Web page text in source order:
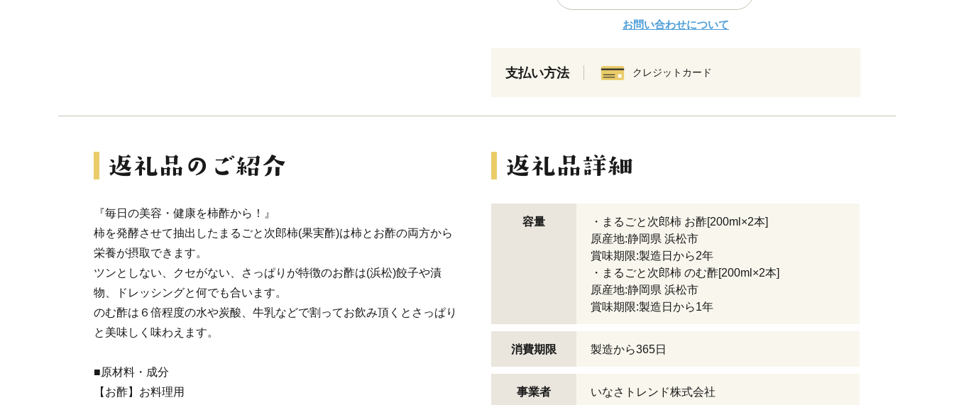
お問い合わせについて
支払い方法 クレジットカード
『毎日の美容・健康を柿酢から！』
柿を発酵させて抽出したまるごと次郎柿(果実酢)は柿とお酢の両方から
栄養が摂取できます。
ツンとしない、クセがない、さっぱりが特徴のお酢は(浜松)餃子や漬
物、ドレッシングと何でも合います。
のむ酢は６倍程度の水や炭酸、牛乳などで割ってお飲み頂くとさっぱり
と美味しく味わえます。
■原材料・成分
【お酢】お料理用
容量
・まるごと次郎柿 お酢[200ml×2本]
原産地:静岡県 浜松市
賞味期限:製造日から2年
・まるごと次郎柿 のむ酢[200ml×2本]
原産地:静岡県 浜松市
賞味期限:製造日から1年
消費期限 製造から365日
事業者 いなさトレンド株式会社